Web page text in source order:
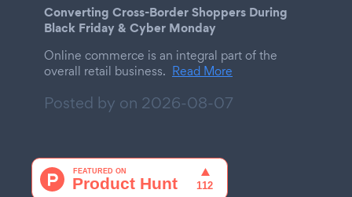
Converting Cross-Border Shoppers During
Black Friday & Cyber Monday
Online commerce is an integral part of the
overall retail business. Read More
Posted by on 2026-08-07